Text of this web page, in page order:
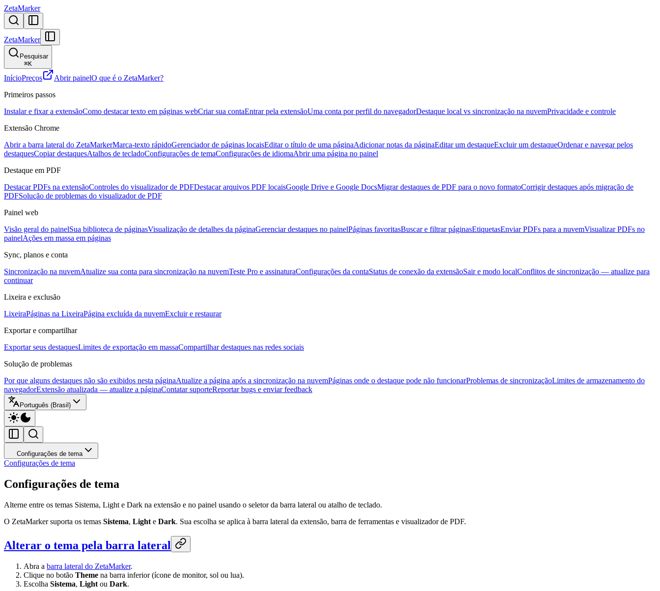
ZetaMarker
ZetaMarker
Pesquisar
⌘K
InícioPreços Abrir painelO que é o ZetaMarker?
Primeiros passos
Instalar e fixar a extensãoComo destacar texto em páginas webCriar sua contaEntrar pela extensãoUma conta por perfil do navegadorDestaque local vs sincronização na nuvemPrivacidade e controle
Extensão Chrome
Abrir a barra lateral do ZetaMarkerMarca-texto rápidoGerenciador de páginas locaisEditar o título de uma páginaAdicionar notas da páginaEditar um destaqueExcluir um destaqueOrdenar e navegar pelos
destaquesCopiar destaquesAtalhos de tecladoConfigurações de temaConfigurações de idiomaAbrir uma página no painel
Destaque em PDF
Destacar PDFs na extensãoControles do visualizador de PDFDestacar arquivos PDF locaisGoogle Drive e Google DocsMigrar destaques de PDF para o novo formatoCorrigir destaques após migração de
PDFSolução de problemas do visualizador de PDF
Painel web
Visão geral do painelSua biblioteca de páginasVisualização de detalhes da páginaGerenciar destaques no painelPáginas favoritasBuscar e filtrar páginasEtiquetasEnviar PDFs para a nuvemVisualizar PDFs no
painelAções em massa em páginas
Sync, planos e conta
Sincronização na nuvemAtualize sua conta para sincronização na nuvemTeste Pro e assinaturaConfigurações da contaStatus de conexão da extensãoSair e modo localConflitos de sincronização — atualize para
continuar
Lixeira e exclusão
LixeiraPáginas na LixeiraPágina excluída da nuvemExcluir e restaurar
Exportar e compartilhar
Exportar seus destaquesLimites de exportação em massaCompartilhar destaques nas redes sociais
Solução de problemas
Por que alguns destaques não são exibidos nesta páginaAtualize a página após a sincronização na nuvemPáginas onde o destaque pode não funcionarProblemas de sincronizaçãoLimites de armazenamento do
navegadorExtensão atualizada — atualize a páginaContatar suporteReportar bugs e enviar feedback
Português (Brasil)
Configurações de tema
Configurações de tema
Configurações de tema
Alterne entre os temas Sistema, Light e Dark na extensão e no painel usando o seletor da barra lateral ou atalho de teclado.
O ZetaMarker suporta os temas Sistema, Light e Dark. Sua escolha se aplica à barra lateral da extensão, barra de ferramentas e visualizador de PDF.
Alterar o tema pela barra lateral
Abra a barra lateral do ZetaMarker.
Clique no botão Theme na barra inferior (ícone de monitor, sol ou lua).
Escolha Sistema, Light ou Dark.